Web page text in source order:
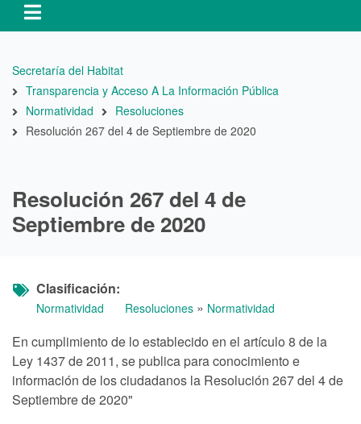
Ruta
de
navegación
Secretaría del Habitat
Transparencia y Acceso A La Información Pública
Normatividad
Resoluciones
Resolución 267 del 4 de Septiembre de 2020
Resolución 267 del 4 de
Septiembre de 2020
Clasificación
Normatividad Resoluciones » Normatividad
En cumplimiento de lo establecido en el artículo 8 de la
Ley 1437 de 2011, se publica para conocimiento e
información de los ciudadanos la Resolución 267 del 4 de
Septiembre de 2020"